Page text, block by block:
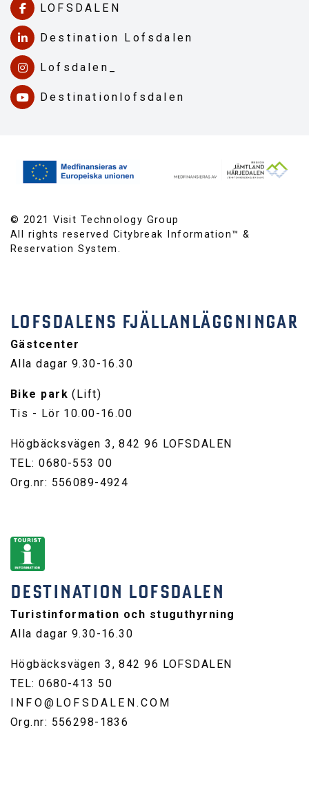
LOFSDALEN
Destination Lofsdalen
Lofsdalen_
Destinationlofsdalen
© 2021 Visit Technology Group
All rights reserved Citybreak Information™ &
Reservation System.
DESTINATION LOFSDALEN
Turistinformation och stuguthyrning
Alla dagar 9.30-16.30
Högbäcksvägen 3, 842 96 LOFSDALEN
TEL: 0680-413 50
INFO@LOFSDALEN.COM
Org.nr: 556298-1836
LOFSDALENS FJÄLLANLÄGGNINGAR
Gästcenter
Alla dagar 9.30-16.30
Bike park (Lift)
Tis - Lör 10.00-16.00
Högbäcksvägen 3, 842 96 LOFSDALEN
TEL: 0680-553 00
Org.nr: 556089-4924